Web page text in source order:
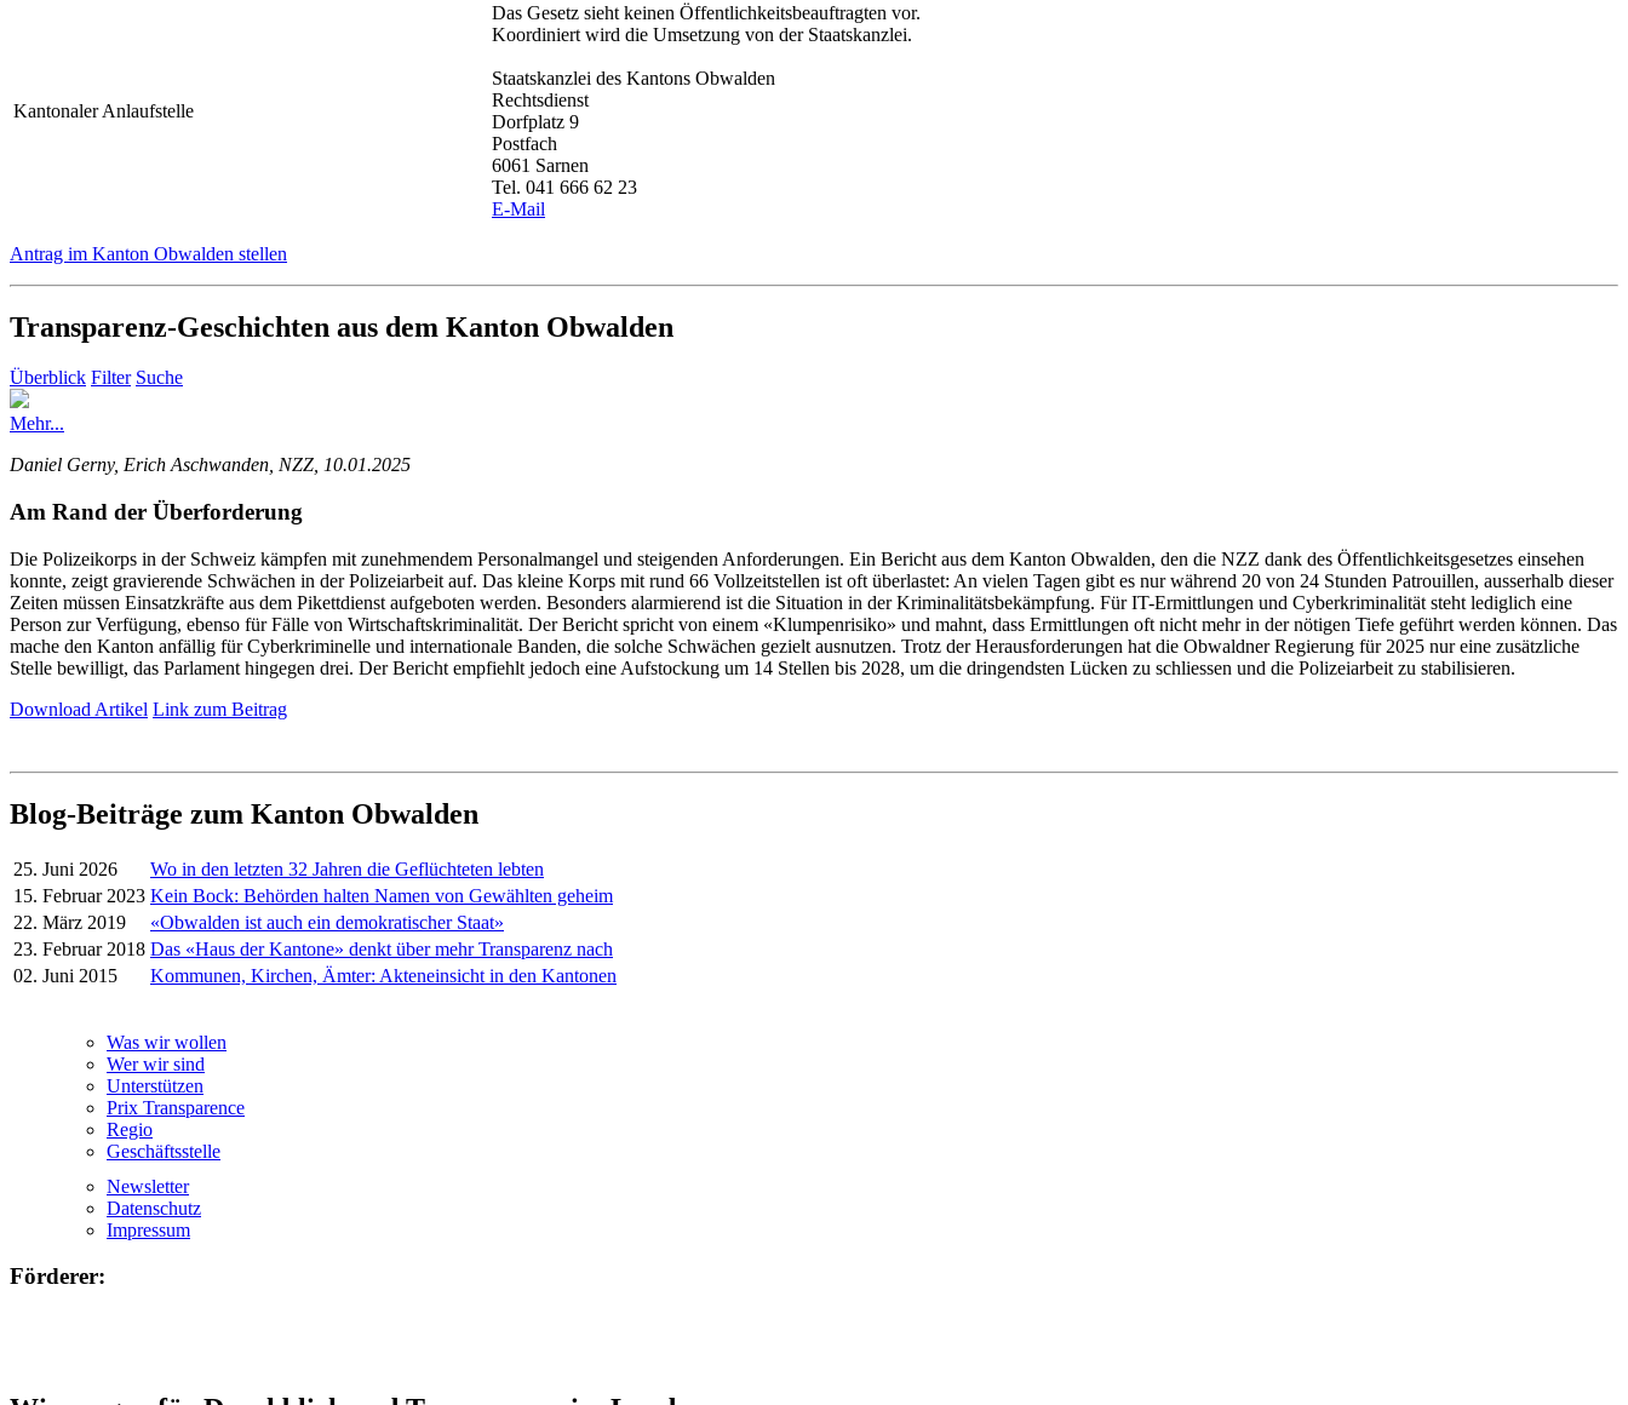
Kantonaler Anlaufstelle
Das Gesetz sieht keinen Öffentlichkeitsbeauftragten vor.
Koordiniert wird die Umsetzung von der Staatskanzlei.
Staatskanzlei des Kantons Obwalden
Rechtsdienst
Dorfplatz 9
Postfach
6061 Sarnen
Tel. 041 666 62 23
E-Mail
Antrag im Kanton Obwalden stellen
Transparenz-Geschichten aus dem Kanton Obwalden
Überblick Filter Suche
Mehr...
Daniel Gerny, Erich Aschwanden, NZZ, 10.01.2025
Am Rand der Überforderung
Die Polizeikorps in der Schweiz kämpfen mit zunehmendem Personalmangel und steigenden Anforderungen. Ein Bericht aus dem Kanton Obwalden, den die NZZ dank des Öffentlichkeitsgesetzes einsehen
konnte, zeigt gravierende Schwächen in der Polizeiarbeit auf. Das kleine Korps mit rund 66 Vollzeitstellen ist oft überlastet: An vielen Tagen gibt es nur während 20 von 24 Stunden Patrouillen, ausserhalb dieser
Zeiten müssen Einsatzkräfte aus dem Pikettdienst aufgeboten werden. Besonders alarmierend ist die Situation in der Kriminalitätsbekämpfung. Für IT-Ermittlungen und Cyberkriminalität steht lediglich eine
Person zur Verfügung, ebenso für Fälle von Wirtschaftskriminalität. Der Bericht spricht von einem «Klumpenrisiko» und mahnt, dass Ermittlungen oft nicht mehr in der nötigen Tiefe geführt werden können. Das
mache den Kanton anfällig für Cyberkriminelle und internationale Banden, die solche Schwächen gezielt ausnutzen. Trotz der Herausforderungen hat die Obwaldner Regierung für 2025 nur eine zusätzliche
Stelle bewilligt, das Parlament hingegen drei. Der Bericht empfiehlt jedoch eine Aufstockung um 14 Stellen bis 2028, um die dringendsten Lücken zu schliessen und die Polizeiarbeit zu stabilisieren.
Download Artikel Link zum Beitrag
Blog-Beiträge zum Kanton Obwalden
25. Juni 2026
Wo in den letzten 32 Jahren die Geflüchteten lebten
15. Februar 2023 Kein Bock: Behörden halten Namen von Gewählten geheim
22. März 2019
«Obwalden ist auch ein demokratischer Staat»
23. Februar 2018 Das «Haus der Kantone» denkt über mehr Transparenz nach
02. Juni 2015
Kommunen, Kirchen, Ämter: Akteneinsicht in den Kantonen
Was wir wollen
Wer wir sind
Unterstützen
Prix Transparence
Regio
Geschäftsstelle
Newsletter
Datenschutz
Impressum
Förderer: